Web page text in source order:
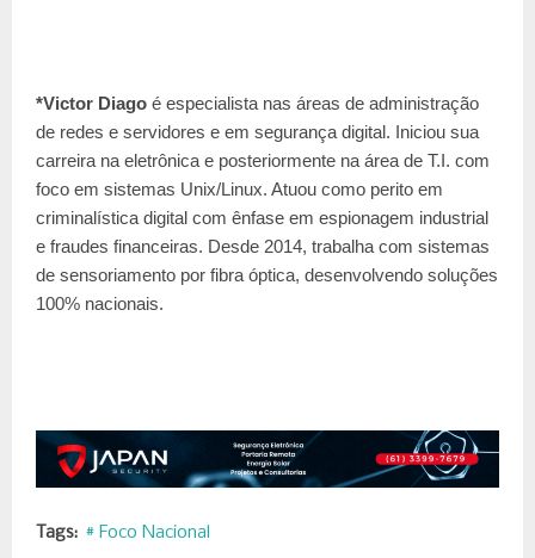
*Victor Diago é especialista nas áreas de administração
de redes e servidores e em segurança digital. Iniciou sua
carreira na eletrônica e posteriormente na área de T.I. com
foco em sistemas Unix/Linux. Atuou como perito em
criminalística digital com ênfase em espionagem industrial
e fraudes financeiras. Desde 2014, trabalha com sistemas
de sensoriamento por fibra óptica, desenvolvendo soluções
100% nacionais.
Tags: # Foco Nacional